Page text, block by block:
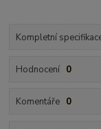
Kompletní
Hodnocení 0
Komentáře 0